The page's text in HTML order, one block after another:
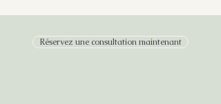
Réservez une consultation maintenant